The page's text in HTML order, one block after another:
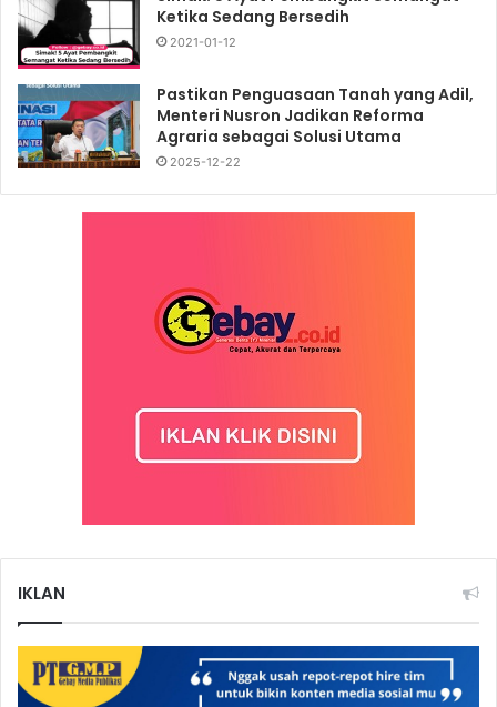
Ketika Sedang Bersedih
2021-01-12
Pastikan Penguasaan Tanah yang Adil,
Menteri Nusron Jadikan Reforma
Agraria sebagai Solusi Utama
2025-12-22
IKLAN